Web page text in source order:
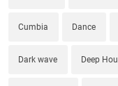
Cumbia Dance
Dark wave Deep